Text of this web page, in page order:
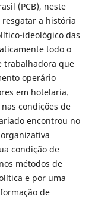
(PCB), neste
a história
ideológico das
todo o
trabalhadora que
operário
em hotelaria.
condições de
encontrou no
condição de
métodos de
e por uma
de